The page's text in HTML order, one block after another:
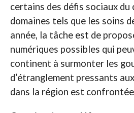
certains des défis sociaux
domaines tels que les soins
année, la tâche est de
numériques possibles qui
continent à surmonter les
d’étranglement pressants
dans la région est